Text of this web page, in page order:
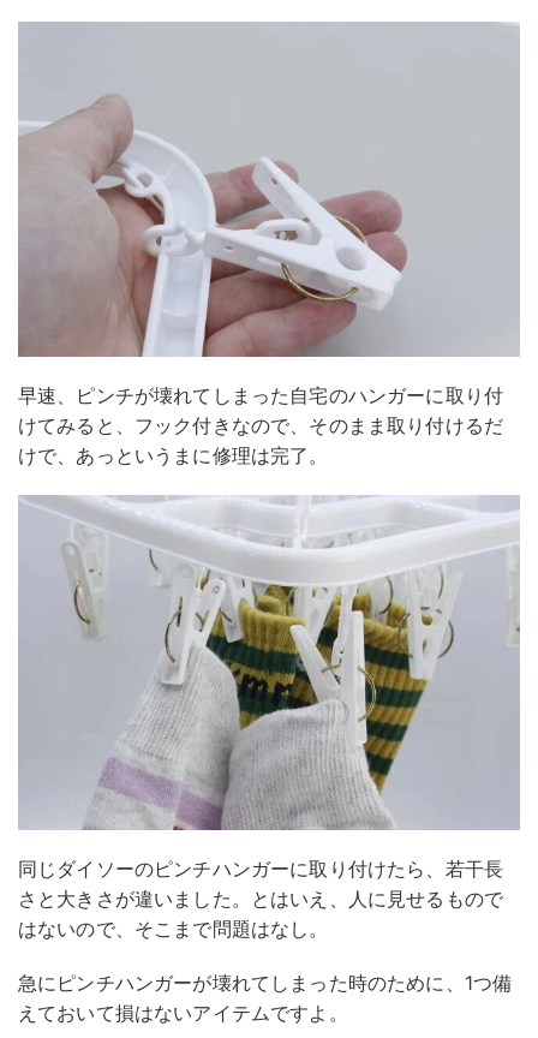
早速、ピンチが壊れてしまった自宅のハンガーに取り付
けてみると、フック付きなので、そのまま取り付けるだ
けで、あっというまに修理は完了。
同じダイソーのピンチハンガーに取り付けたら、若干長
さと大きさが違いました。とはいえ、人に見せるもので
はないので、そこまで問題はなし。
急にピンチハンガーが壊れてしまった時のために、1つ備
えておいて損はないアイテムですよ。